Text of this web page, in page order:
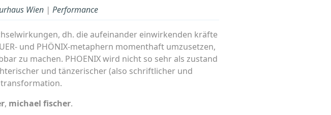
Wien | Performance
dh. die aufeinander einwirkenden kräfte
und PHÖNIX-metaphern momenthaft umzusetzen,
zu machen. PHOENIX wird nicht so sehr als zustand
und tänzerischer (also schriftlicher und
, michael fischer.